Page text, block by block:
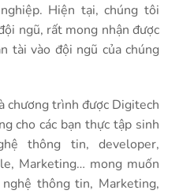
Hiện tại, chúng tôi
ngũ, rất mong nhận được
tài vào đội ngũ của chúng
chương trình được Digitech
cho các bạn thực tập sinh
thông tin, developer,
Marketing… mong muốn
thông tin, Marketing,